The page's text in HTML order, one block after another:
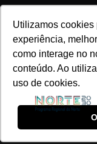
Utilizamos cookies
experiência,
como interage no
conteúdo. Ao
uso de cookies.
Política de